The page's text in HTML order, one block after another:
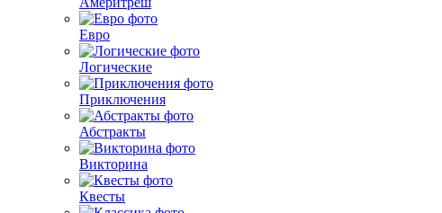
Евро
Логические
Приключения
Абстракты
Викторина
Квесты